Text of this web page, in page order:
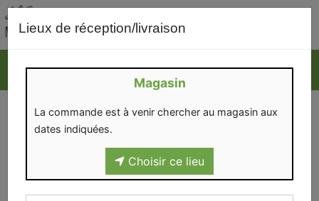
Lieux de réception/livraison
Magasin
La commande est à venir chercher au magasin aux
dates indiquées.
Choisir ce lieu